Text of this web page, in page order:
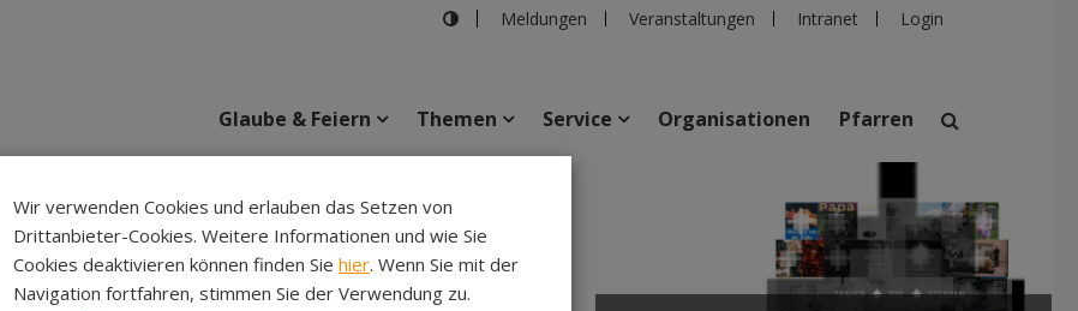
Meldungen Veranstaltungen Intranet Login
suchen
Pfarren Einrichtungen
Glaube & Feiern Themen Service Organisationen Pfarren
Wir verwenden Cookies und erlauben das Setzen von
Drittanbieter-Cookies. Weitere Informationen und wie Sie
Cookies deaktivieren können finden Sie hier. Wenn Sie mit der
Navigation fortfahren, stimmen Sie der Verwendung zu.